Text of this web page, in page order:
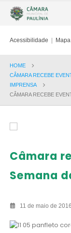
Acessibilidade |
HOME
CÂMARA RECEBE
IMPRENSA
CÂMARA RECEBE
Câmara
Semana
11 de maio de 2016